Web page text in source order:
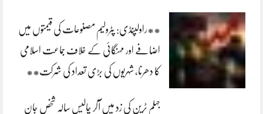
**راولپنڈی: پٹرولیم مصنوعات کی قیمتوں میں
اضافے اور مہنگائی کے خلاف جماعت اسلامی
کا دھرنا، شہریوں کی بڑی تعداد کی شرکت**
جہلم ٹرین کی زد میں آکر چالیس سالہ شخص جان